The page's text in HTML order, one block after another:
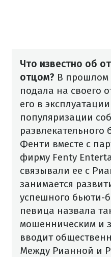
Что известно об
отцом? В прошлом
подала на своего
его в
популяризации
развлекательного
Фенти вместе с
фирму Fenty
связывали ее с
занимается
успешного бьюти-
певица назвала
мошенническим и
вводит
Между Рианной и